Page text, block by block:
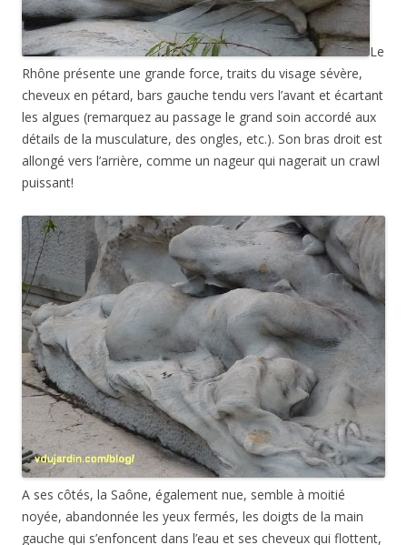
Le
Rhône présente une grande force, traits du visage sévère,
cheveux en pétard, bars gauche tendu vers l’avant et écartant
les algues (remarquez au passage le grand soin accordé aux
détails de la musculature, des ongles, etc.). Son bras droit est
allongé vers l’arrière, comme un nageur qui nagerait un crawl
puissant!
A ses côtés, la Saône, également nue, semble à moitié
noyée, abandonnée les yeux fermés, les doigts de la main
gauche qui s’enfoncent dans l’eau et ses cheveux qui flottent,